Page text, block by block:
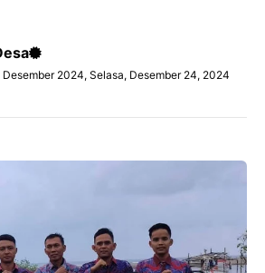
2024, Selasa, Desember 24, 2024